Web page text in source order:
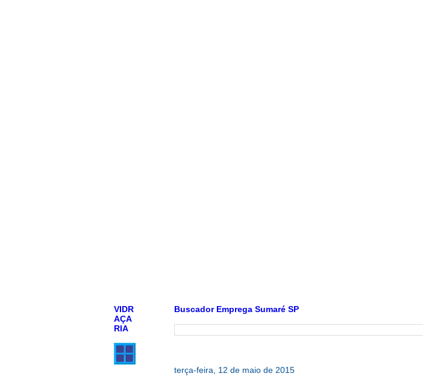
Buscador Emprega Sumaré SP
terça-feira, 12 de maio de 2015
VIDR
AÇA
RIA